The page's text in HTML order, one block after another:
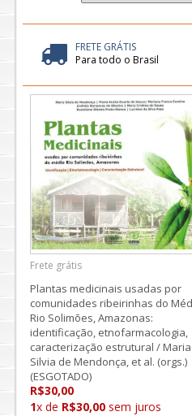
FRETE GRÁTIS
Para todo o Brasil
Frete grátis
Plantas medicinais usadas por
comunidades ribeirinhas do
Rio Solimões, Amazonas:
identificação, etnofarmacologia,
caracterização estrutural / Maria
Silvia de Mendonça, et al. (orgs.)
(ESGOTADO)
R$30,00
1x de R$30,00 sem juros